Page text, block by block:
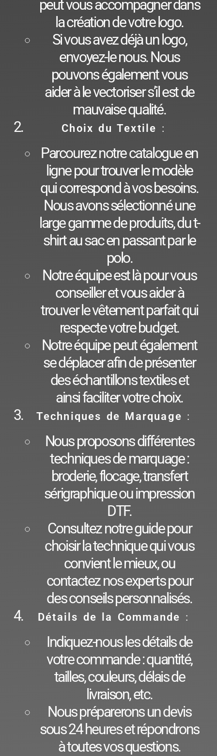
peut vous accompagner dans
la création de votre logo.
Si vous avez déjà un logo,
envoyez-le nous. Nous
pouvons également vous
aider à le vectoriser s’il est de
mauvaise qualité.
Choix du Textile :
Parcourez notre catalogue en
ligne pour trouver le modèle
qui correspond à vos besoins.
Nous avons sélectionné une
large gamme de produits, du t-
shirt au sac en passant par le
polo.
Notre équipe est là pour vous
conseiller et vous aider à
trouver le vêtement parfait qui
respecte votre budget.
Notre équipe peut également
se déplacer afin de présenter
des échantillons textiles et
ainsi faciliter votre choix.
Techniques de Marquage :
Nous proposons différentes
techniques de marquage :
broderie, flocage, transfert
sérigraphique ou impression
DTF.
Consultez notre guide pour
choisir la technique qui vous
convient le mieux, ou
contactez nos experts pour
des conseils personnalisés.
Détails de la Commande :
Indiquez-nous les détails de
votre commande : quantité,
tailles, couleurs, délais de
livraison, etc.
Nous préparerons un devis
sous 24 heures et répondrons
à toutes vos questions.